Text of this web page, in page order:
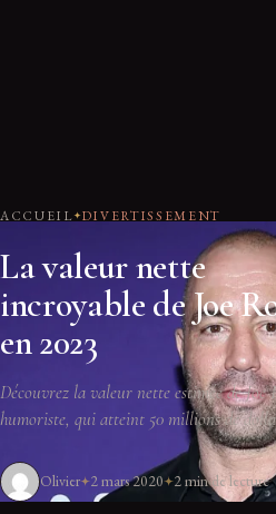
ACCUEIL DIVERTISSEMENT
La valeur nette
incroyable de Joe
en 2023
Découvrez la valeur nette estimée de
humoriste, qui atteint 50 millions de
Olivier 2 mars 2020 2 min de lecture